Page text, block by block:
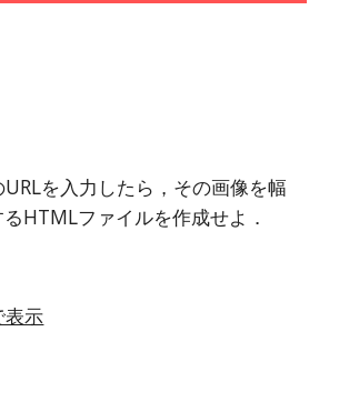
を入力したら，その画像を幅
HTMLファイルを作成せよ．
表示